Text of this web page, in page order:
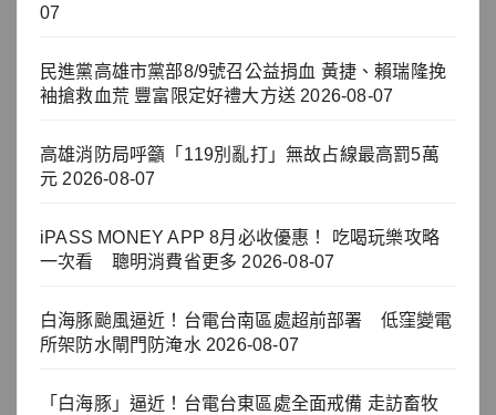
07
民進黨高雄市黨部8/9號召公益捐血 黃捷、賴瑞隆挽
袖搶救血荒 豐富限定好禮大方送 2026-08-07
高雄消防局呼籲「119別亂打」無故占線最高罰5萬
元 2026-08-07
iPASS MONEY APP 8月必收優惠！ 吃喝玩樂攻略
一次看 聰明消費省更多 2026-08-07
白海豚颱風逼近！台電台南區處超前部署 低窪變電
所架防水閘門防淹水 2026-08-07
「白海豚」逼近！台電台東區處全面戒備 走訪畜牧